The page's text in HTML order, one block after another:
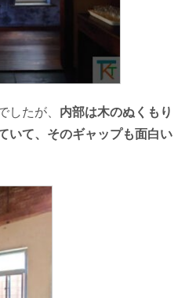
したが、 内部は木のぬくもり
いて、そのギャップも面白い